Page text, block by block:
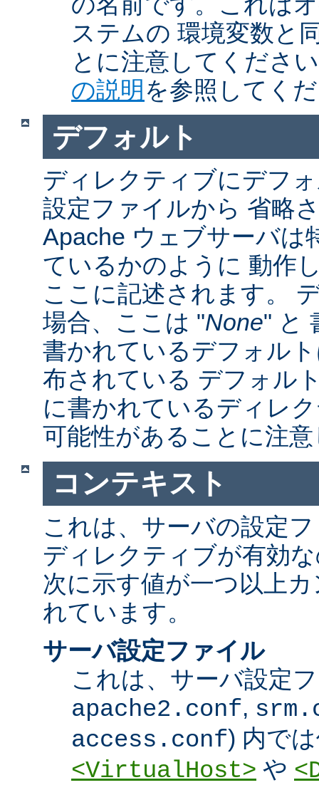
ステムの 環境変数と
とに注意してくださ
の説明 を参照してく
デフォルト
ディレクティブにデフ
設定ファイルから 省略
Apache ウェブサーバは
ているかのように 動作
ここに記述されます。
場合、ここは "None" と
書かれているデフォル
布されている デフォル
に書かれているディレ
可能性があることに注
コンテキスト
これは、サーバの設定
ディレクティブが有効
次に示す値が一つ以上
れています。
サーバ設定ファイル
これは、サーバ設定
apache2.conf,
access.conf) 内で
<VirtualHost> や